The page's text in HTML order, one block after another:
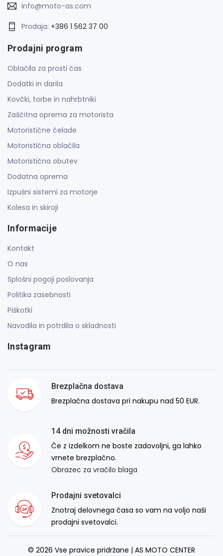
info@moto-as.com
Prodaja: +386 1 562 37 00
Prodajni program
Oblačila za prosti čas
Dodatki in darila
Kovčki, torbe in nahrbtniki
Zaščitna oprema za motorista
Motoristične čelade
Motoristična oblačila
Motoristična obutev
Dodatna oprema
Izpušni sistemi za motorje
Kolesa in skiroji
Informacije
Kontakt
O nas
Splošni pogoji poslovanja
Politika zasebnosti
Piškotki
Navodila in potrdila o skladnosti
Instagram
Brezplačna dostava
Brezplačna dostava pri nakupu nad 50 EUR.
14 dni možnosti vračila
Če z izdelkom ne boste zadovoljni, ga lahko
vrnete brezplačno.
Obrazec za vračilo blaga
Prodajni svetovalci
Znotraj delovnega časa so vam na voljo naši
prodajni svetovalci.
© 2026 Vse pravice pridržane | AS MOTO CENTER